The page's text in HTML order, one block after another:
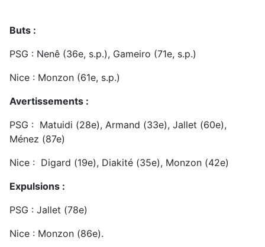
Buts :
PSG : Nenê (36e, s.p.), Gameiro (71e, s.p.)
Nice : Monzon (61e, s.p.)
Avertissements :
PSG : Matuidi (28e), Armand (33e), Jallet (60e),
Ménez (87e)
Nice : Digard (19e), Diakité (35e), Monzon (42e)
Expulsions :
PSG : Jallet (78e)
Nice : Monzon (86e).